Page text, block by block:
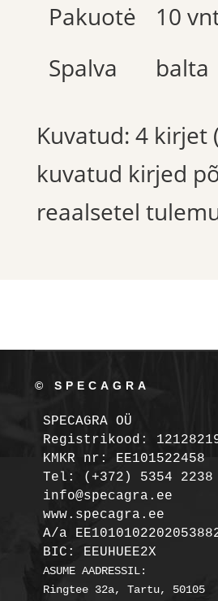
Pakuotė 10
Spalva
balta
Kuvatud: 4 kirjet
kuvatud kirjed
reaalsetel
© SPECAGRA
SPECAGRA OÜ
Registrikood:
KMKR nr: EE101522458
Tel: (+372) 5354 2238
info@specagra.ee
A/a
BIC: EEUHUEE2X
ASUME AADRESSIL:
Ringtee 32a, Tartu, 50105